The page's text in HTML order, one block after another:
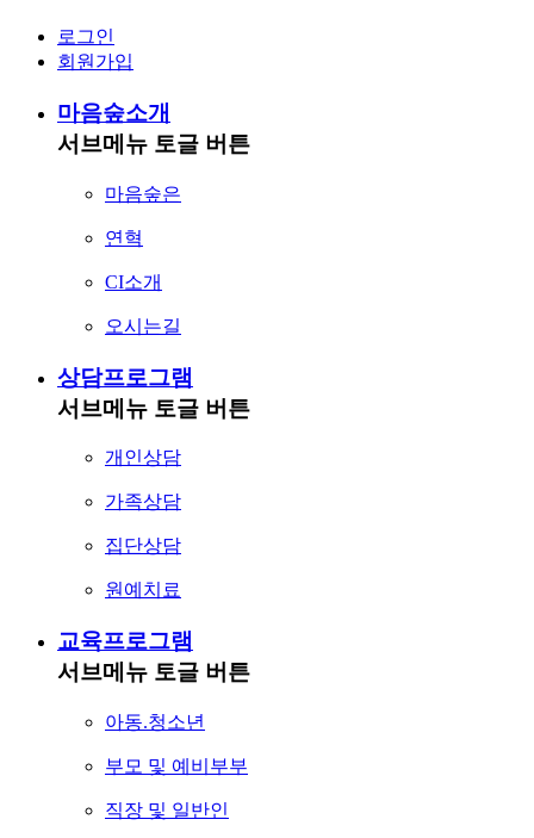
로그인
회원가입
마음숲소개
서브메뉴 토글 버튼
마음숲은
연혁
CI소개
오시는길
상담프로그램
서브메뉴 토글 버튼
개인상담
가족상담
집단상담
원예치료
교육프로그램
서브메뉴 토글 버튼
아동.청소년
부모 및 예비부부
직장 및 일반인